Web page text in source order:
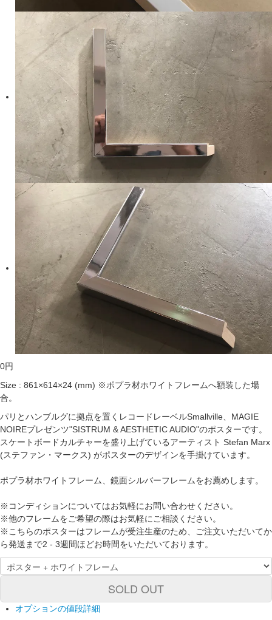
0円
Size : 861×614×24 (mm) ※ポプラ材ホワイトフレームへ額装した場
合。
パリとハンブルグに拠点を置くレコードレーベルSmallville、MAGIE
NOIREプレゼンツ"SISTRUM & AESTHETIC AUDIO"のポスターです。
スケートボードカルチャーを盛り上げているアーティスト Stefan Marx
(ステファン・マークス) がポスターのデザインを手掛けています。
ポプラ材ホワイトフレーム、鏡面シルバーフレームをお薦めします。
※コンディションについてはお気軽にお問い合わせください。
※他のフレームをご希望の際はお気軽にご相談ください。
※こちらのポスターはフレームが受注生産のため、ご注文いただいてか
ら発送まで2 - 3週間ほどお時間をいただいております。
SOLD OUT
オプションの値段詳細